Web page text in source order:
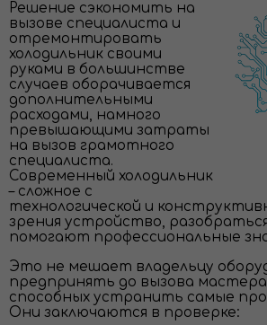
Решение сэкономить на
вызове специалиста и
отремонтировать
холодильник своими
руками в большинстве
случаев оборачивается
дополнительными
расходами, намного
превышающими затраты
на вызов грамотного
специалиста.
Современный холодильник
– сложное с
технологической и
зрения устройство,
помогают профессиональные
Это не мешает владельцу
предпринять до вызова
способных устранить самые
Они заключаются в проверке: